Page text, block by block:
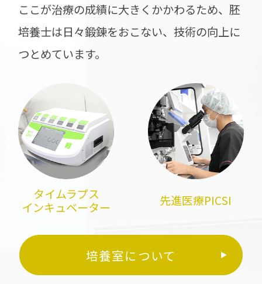
ここが治療の成績に大きくかかわるため、胚
培養士は日々鍛錬をおこない、技術の向上に
つとめています。
タイムラプス
インキュベーター
先進医療PICSI
培養室について